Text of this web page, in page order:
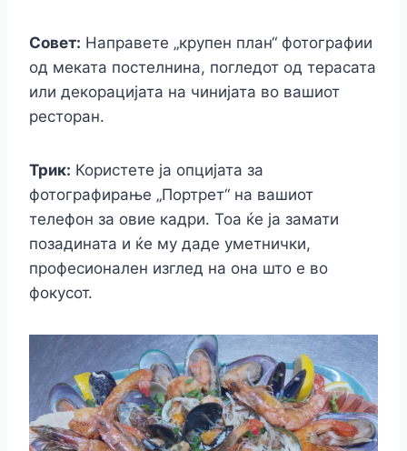
Совет: Направете „крупен план“ фотографии
од меката постелнина, погледот од терасата
или декорацијата на чинијата во вашиот
ресторан.
Трик: Користете ја опцијата за
фотографирање „Портрет“ на вашиот
телефон за овие кадри. Тоа ќе ја замати
позадината и ќе му даде уметнички,
професионален изглед на она што е во
фокусот.